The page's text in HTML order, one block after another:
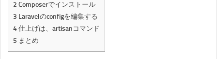
2 Composerでインストール
3 Laravelのconfigを編集する
4仕上げは、artisanコマンド
5 まとめ